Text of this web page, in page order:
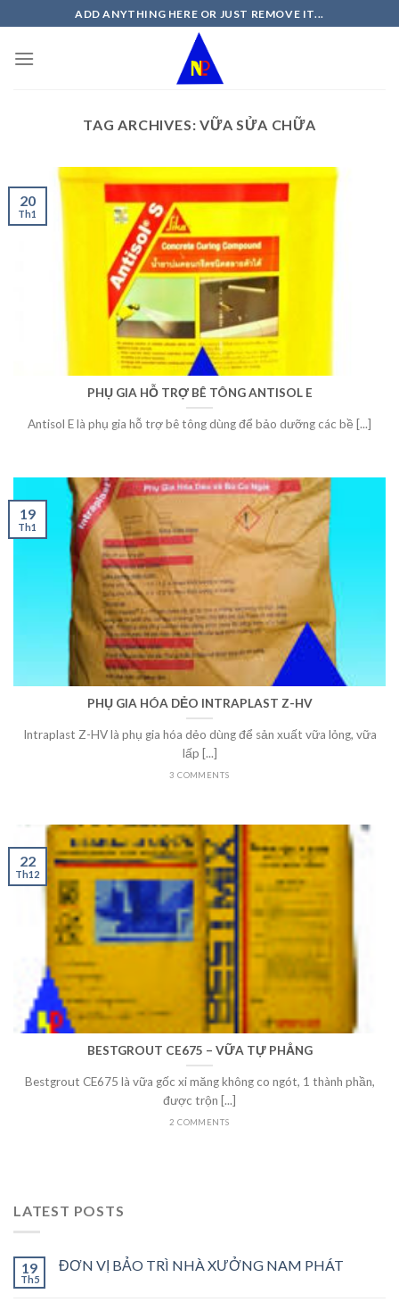
to
content
ADD ANYTHING HERE OR JUST REMOVE IT...
TAG ARCHIVES:VỮA SỬA CHỮA
PHỤ GIA HỖ TRỢ BÊ TÔNG ANTISOL E
Antisol E là phụ gia hỗ trợ bê tông dùng để bảo dưỡng các bề [...]
20
Th1
PHỤ GIA HÓA DẺO INTRAPLAST Z-HV
Intraplast Z-HV là phụ gia hóa dẻo dùng để sản xuất vữa lỏng, vữa
lấp [...]
3 COMMENTS
19
Th1
BESTGROUT CE675 – VỮA TỰ PHẲNG
Bestgrout CE675 là vữa gốc xi măng không co ngót, 1 thành phần,
được trộn [...]
2 COMMENTS
22
Th12
LATEST POSTS
19
Th5
ĐƠN VỊ BẢO TRÌ NHÀ XƯỞNG NAM PHÁT